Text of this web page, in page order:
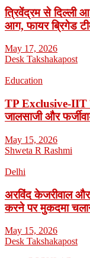
त्रिवेंद्रम से दिल्ली
आग, फायर ब्रिगेड
May 17, 2026
Desk Takshakapost
Education
TP Exclusive-IIT
जालसाजी और
May 15, 2026
Shweta R Rashmi
Delhi
अरविंद केजरीवाल और
करने पर मुकदमा
May 15, 2026
Desk Takshakapost